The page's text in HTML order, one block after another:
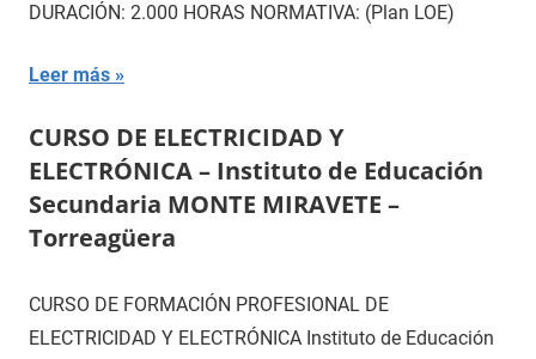
DURACIÓN: 2.000 HORAS NORMATIVA: (Plan LOE)
Leer más
CURSO DE ELECTRICIDAD Y
ELECTRÓNICA – Instituto de Educación
Secundaria MONTE MIRAVETE –
Torreagüera
CURSO DE FORMACIÓN PROFESIONAL DE
ELECTRICIDAD Y ELECTRÓNICA Instituto de Educación